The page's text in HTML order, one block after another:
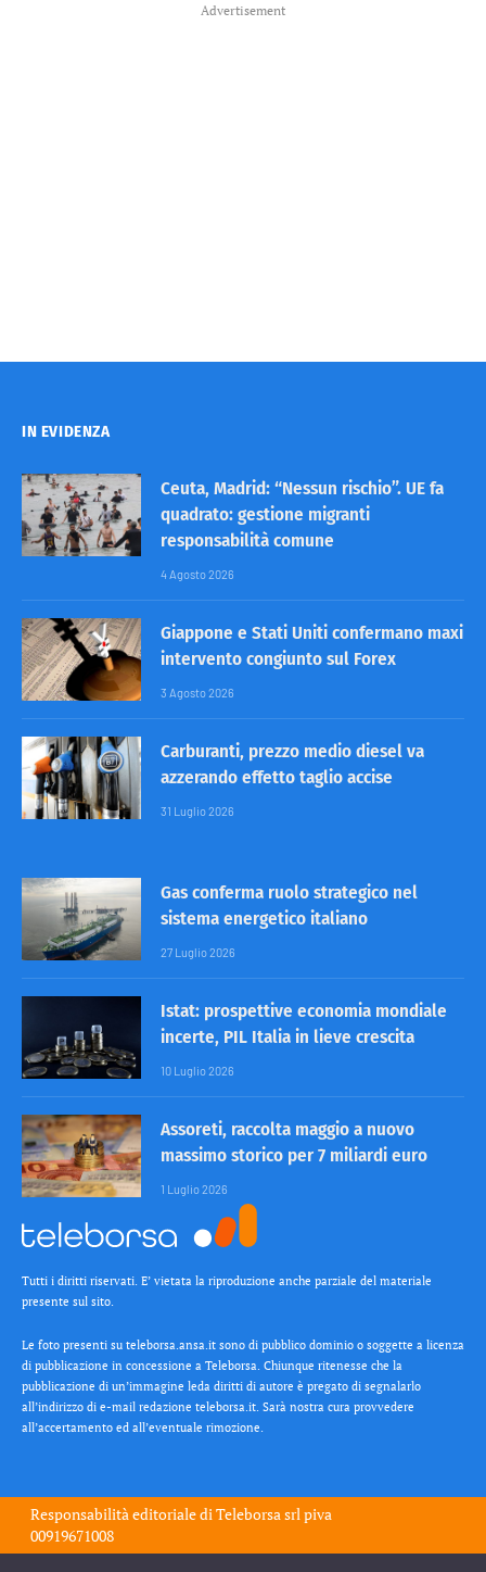
Advertisement
IN EVIDENZA
Ceuta, Madrid: “Nessun rischio”. UE fa
quadrato: gestione migranti
responsabilità comune
4 Agosto 2026
Giappone e Stati Uniti confermano maxi
intervento congiunto sul Forex
3 Agosto 2026
Carburanti, prezzo medio diesel va
azzerando effetto taglio accise
31 Luglio 2026
Gas conferma ruolo strategico nel
sistema energetico italiano
27 Luglio 2026
Istat: prospettive economia mondiale
incerte, PIL Italia in lieve crescita
10 Luglio 2026
Assoreti, raccolta maggio a nuovo
massimo storico per 7 miliardi euro
1 Luglio 2026
Tutti i diritti riservati. E’ vietata la riproduzione anche parziale del materiale
presente sul sito.
Le foto presenti su teleborsa.ansa.it sono di pubblico dominio o soggette a licenza
di pubblicazione in concessione a Teleborsa. Chiunque ritenesse che la
pubblicazione di un’immagine leda diritti di autore è pregato di segnalarlo
all’indirizzo di e-mail redazione teleborsa.it. Sarà nostra cura provvedere
all’accertamento ed all’eventuale rimozione.
Responsabilità editoriale diTeleborsa srlpiva
00919671008